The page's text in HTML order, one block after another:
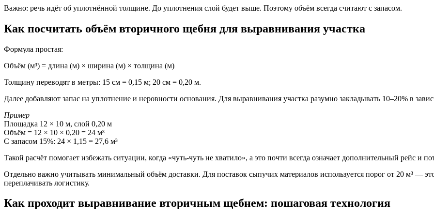
Важно: речь идёт об уплотнённой толщине. До уплотнения слой будет выше. Поэтому объём всегда считают с запасом.
Как посчитать объём вторичного щебня для выравнивания участка
Формула простая:
Объём (м³) = длина (м) × ширина (м) × толщина (м)
Толщину переводят в метры: 15 см = 0,15 м; 20 см = 0,20 м.
Далее добавляют запас на уплотнение и неровности основания. Для выравнивания участка разумно закладывать 10–20% в
Пример
Площадка 12 × 10 м, слой 0,20 м
Объём = 12 × 10 × 0,20 = 24 м³
С запасом 15%: 24 × 1,15 = 27,6 м³
Такой расчёт помогает избежать ситуации, когда «чуть-чуть не хватило», а это почти всегда означает дополнительный рейс и
Отдельно важно учитывать минимальный объём доставки. Для поставок сыпучих материалов используется порог от 20 м³ —
переплачивать логистику.
Как проходит выравнивание вторичным щебнем: пошаговая технология